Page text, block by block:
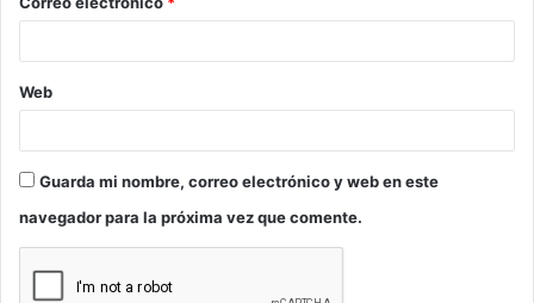
*
Web
Guarda mi nombre, correo electrónico y web en este
navegador para la próxima vez que comente.